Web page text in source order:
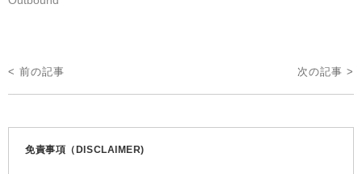
投
稿
< 前の記事 次の記事 >
免責事項（DISCLAIMER)